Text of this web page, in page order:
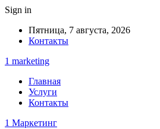
Sign in
Пятница, 7 августа, 2026
Контакты
1 marketing
Главная
Услуги
Контакты
1 Маркетинг